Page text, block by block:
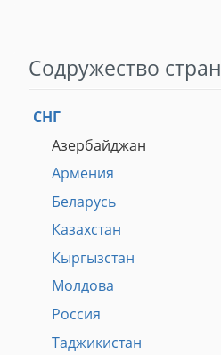
Содружество стран
СНГ
Азербайджан
Армения
Беларусь
Казахстан
Кыргызстан
Молдова
Россия
Таджикистан